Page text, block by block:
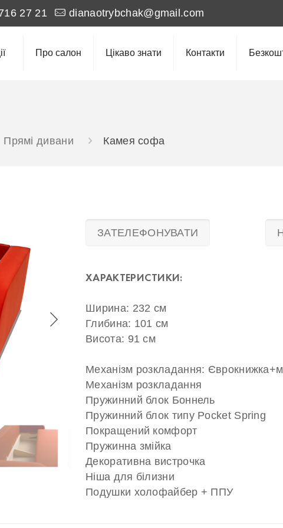
27 21 dianaotrybchak@gmail.com
Про салон Цікаво знати Контакти
Прямі дивани Камея софа
ЗАТЕЛЕФОНУВАТИ
ХАРАКТЕРИСТИКИ:
Ширина: 232 см
Глибина: 101 см
Висота: 91 см
Механізм розкладання:
Механізм розкладання
Пружинний блок Боннель
Пружинний блок типу Pocket Spring
Покращений комфорт
Пружинна змійка
Декоративна вистрочка
Ніша для білизни
Подушки холофайбер + ППУ